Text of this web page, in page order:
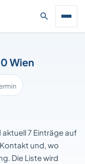
Wien
aktuell 7 Einträge auf
und, wo
Die Liste wird